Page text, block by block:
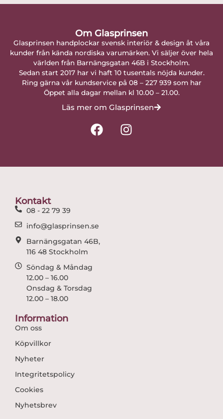
Om Glasprinsen
Glasprinsen handplockar svensk interiör & design åt våra
kunder från kända nordiska varumärken. Vi säljer över hela
världen från Barnängsgatan 46B i Stockholm.
Sedan start 2017 har vi haft 10 tusentals nöjda kunder.
Ring gärna vår kundservice på 08 – 227 939 som har
Öppet alla dagar mellan kl 10.00 – 21.00.
Läs mer om Glasprinsen
F
a
I
n
Kontakt
08 - 22 79 39
info@glasprinsen.se
Barnängsgatan 46B,
116 48 Stockholm
Söndag & Måndag
12.00 – 16.00
Onsdag & Torsdag
12.00 – 18.00
Information
Om oss
Köpvillkor
Nyheter
Integritetspolicy
Cookies
Nyhetsbrev